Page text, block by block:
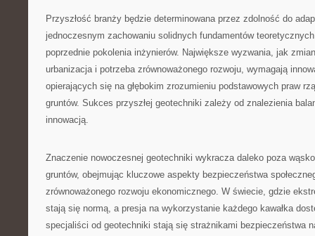
Przyszłość branży będzie determinowana przez zdolność do
jednoczesnym zachowaniu solidnych fundamentów
poprzednie pokolenia inżynierów. Największe wyzwania, jak
urbanizacja i potrzeba zrównoważonego rozwoju, wymagają
opierających się na głębokim zrozumieniu podstawowych praw
gruntów. Sukces przyszłej geotechniki zależy od znalezienia
innowacją.
Znaczenie nowoczesnej geotechniki wykracza daleko poza
gruntów, obejmując kluczowe aspekty bezpieczeństwa
zrównoważonego rozwoju ekonomicznego. W świecie, gdzie
stają się normą, a presja na wykorzystanie każdego kawałka
specjaliści od geotechniki stają się strażnikami bezpieczeństwa